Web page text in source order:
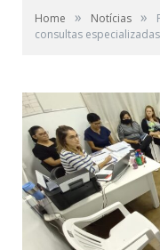
Home » Notícias »
consultas especializadas